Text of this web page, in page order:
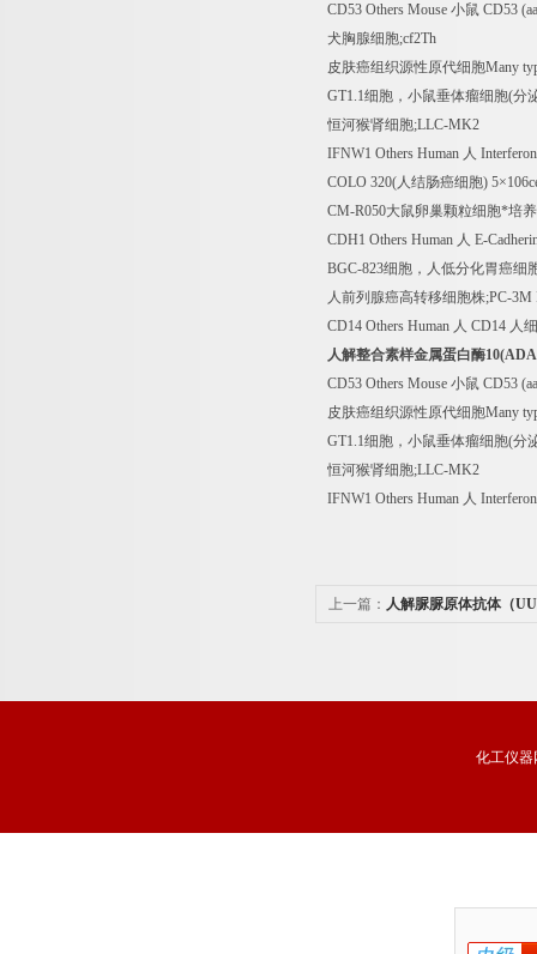
CD53 Others Mouse 小鼠 CD53
犬胸腺细胞;cf2Th
皮肤癌组织源性原代细胞Many
GT1.1细胞，小鼠垂体瘤细胞(分
恒河猴肾细胞;LLC-MK2
IFNW1 Others Human 人
COLO 320(人结肠癌细胞) 5×
CM-R050大鼠卵巢颗粒细胞*培
CDH1 Others Human 人 E-
BGC-823细胞，人低分化胃癌细
人前列腺癌高转移细胞株;PC-3M
CD14 Others Human 人 CD14 人
人解整合素样金属蛋白酶
CD53 Others Mouse 小鼠 CD53
皮肤癌组织源性原代细胞Many
GT1.1细胞，小鼠垂体瘤细胞(分
恒河猴肾细胞;LLC-MK2
IFNW1 Others Human 人
上一篇： 人解脲脲原体抗体（
化工仪器